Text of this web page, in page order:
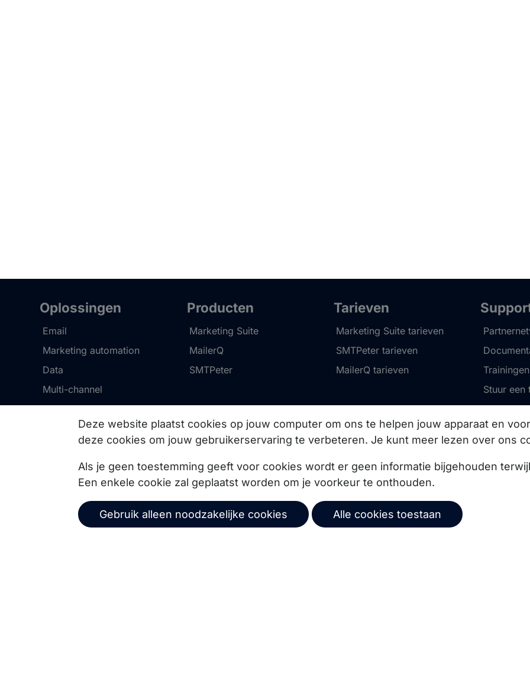
Oplossingen
Email
Marketing automation
Data
Multi-channel
Producten
Marketing Suite
MailerQ
SMTPeter
Tarieven
Marketing Suite tarieven
SMTPeter tarieven
MailerQ tarieven
Trainingen
Stuur een
Copernica BV
De Ruijterkade 112
Amsterdam
+31 (0)20 520 61 90
Deze website plaatst cookies op jouw computer om ons te helpen jouw apparaat en
deze cookies om jouw gebruikerservaring te verbeteren. Je kunt meer lezen over ons
Als je geen toestemming geeft voor cookies wordt er geen informatie bijgehouden
Een enkele cookie zal geplaatst worden om je voorkeur te onthouden.
Gebruik alleen noodzakelijke cookies Alle cookies toestaan